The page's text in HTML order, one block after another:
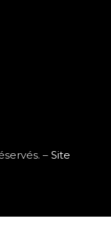
– Site